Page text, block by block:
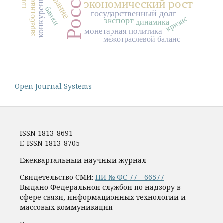
экономический рост
государственный долг
конкуренция экспорт
монетарная политика
межотраслевой баланс
кризис
банки динамика
Open Journal Systems
ISSN 1813-8691
E-ISSN 1813-8705
Ежеквартальный научный журнал
Свидетельство СМИ: ПИ № ФС 77 - 66577
Выдано Федеральной службой по надзору в
сфере связи, информационных технологий и
массовых коммуникаций